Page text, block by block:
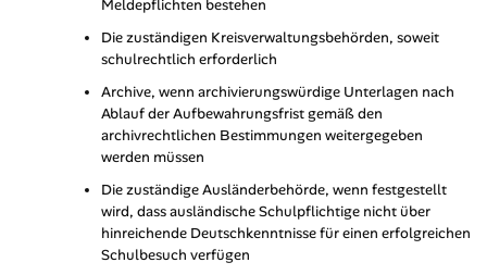
Meldepflichten bestehen
Die zuständigen Kreisverwaltungsbehörden, soweit
schulrechtlich erforderlich
Archive, wenn archivierungswürdige Unterlagen nach
Ablauf der Aufbewahrungsfrist gemäß den
archivrechtlichen Bestimmungen weitergegeben
werden müssen
Die zuständige Ausländerbehörde, wenn festgestellt
wird, dass ausländische Schulpflichtige nicht über
hinreichende Deutschkenntnisse für einen erfolgreichen
Schulbesuch verfügen